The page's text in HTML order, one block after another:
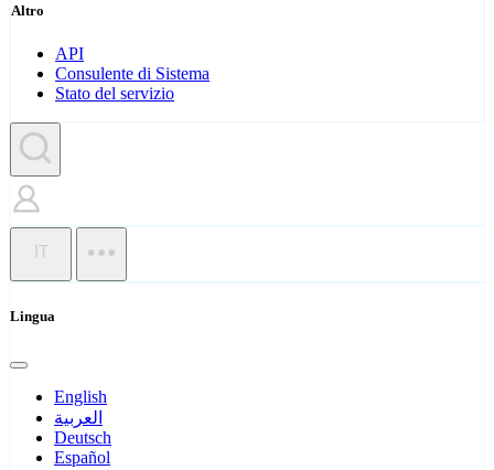
Altro
API
Consulente di Sistema
Stato del servizio
IT
Lingua
English
العربية
Deutsch
Español